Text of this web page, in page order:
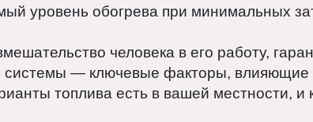
обратите внимание на критерии,
теплоснабжение:
уровень обогрева при